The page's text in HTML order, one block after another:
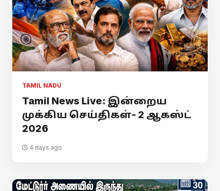
TAMIL NADU
Tamil News Live: இன்றைய
முக்கிய செய்திகள்- 2 ஆகஸ்ட்
2026
4 days ago